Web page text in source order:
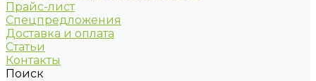
Прайс-лист
Спецпредложения
Доставка и оплата
Статьи
Контакты
Поиск